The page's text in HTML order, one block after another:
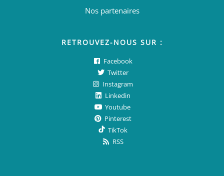
Nos partenaires
RETROUVEZ-NOUS SUR :
Facebook
Twitter
Instagram
Linkedin
Youtube
Pinterest
TikTok
RSS